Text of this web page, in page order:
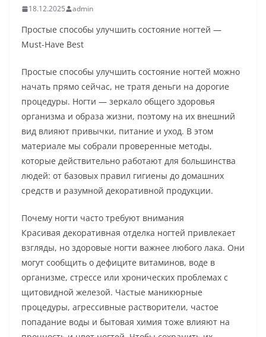
18.12.2025 admin
Простые способы улучшить состояние ногтей —
Must-Have Best
Простые способы улучшить состояние ногтей можно
начать прямо сейчас, не тратя деньги на дорогие
процедуры. Ногти — зеркало общего здоровья
организма и образа жизни, поэтому на их внешний
вид влияют привычки, питание и уход. В этом
материале мы собрали проверенные методы,
которые действительно работают для большинства
людей: от базовых правил гигиены до домашних
средств и разумной декоративной продукции.
Почему ногти часто требуют внимания
Красивая декоративная отделка ногтей привлекает
взгляды, но здоровые ногти важнее любого лака. Они
могут сообщить о дефиците витаминов, воде в
организме, стрессе или хронических проблемах с
щитовидной железой. Частые маникюрные
процедуры, агрессивные растворители, частое
попадание воды и бытовая химия тоже влияют на